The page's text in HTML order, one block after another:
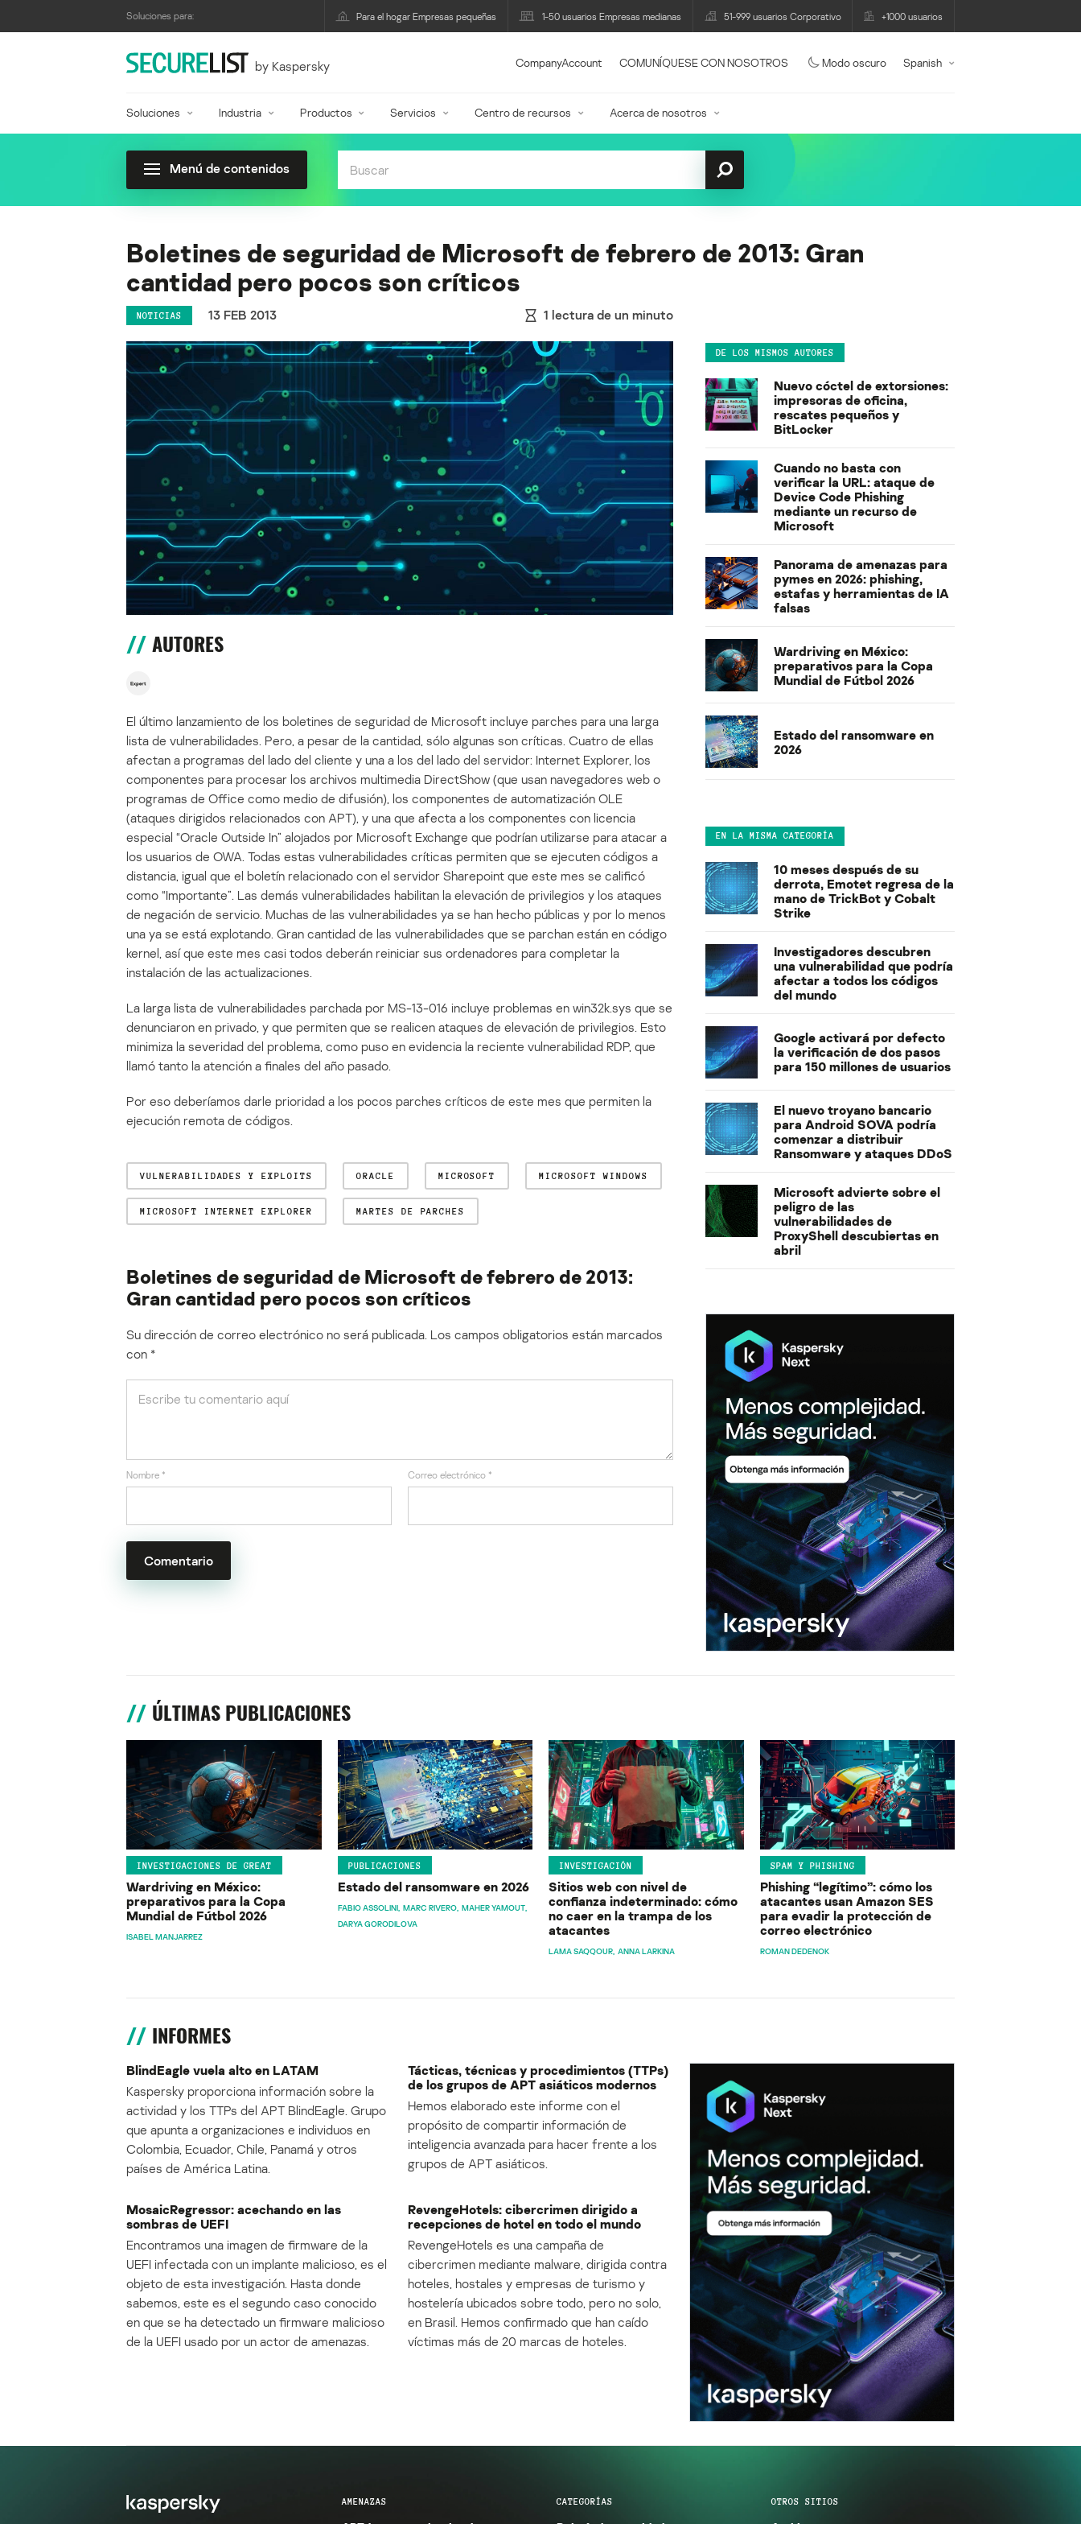
Soluciones para: Para el hogar Empresas pequeñas 1-50 usuarios Empresas medianas 51-999 usuarios Corporativo +1000 usuarios
by Kaspersky CompanyAccount COMUNÍQUESE CON NOSOTROS Modo oscuro Spanish
Soluciones Industria Productos Servicios Centro de recursos Acerca de nosotros
Menú de contenidos
Boletines de seguridad de Microsoft de febrero de 2013: Gran
cantidad pero pocos son críticos
NOTICIAS 13 FEB 2013 1 lectura de un minuto
AUTORES
El último lanzamiento de los boletines de seguridad de Microsoft incluye parches para una larga
lista de vulnerabilidades. Pero, a pesar de la cantidad, sólo algunas son críticas. Cuatro de ellas
afectan a programas del lado del cliente y una a los del lado del servidor: Internet Explorer, los
componentes para procesar los archivos multimedia DirectShow (que usan navegadores web o
programas de Office como medio de difusión), los componentes de automatización OLE
(ataques dirigidos relacionados con APT), y una que afecta a los componentes con licencia
especial “Oracle Outside In” alojados por Microsoft Exchange que podrían utilizarse para atacar a
los usuarios de OWA. Todas estas vulnerabilidades críticas permiten que se ejecuten códigos a
distancia, igual que el boletín relacionado con el servidor Sharepoint que este mes se calificó
como “Importante”. Las demás vulnerabilidades habilitan la elevación de privilegios y los ataques
de negación de servicio. Muchas de las vulnerabilidades ya se han hecho públicas y por lo menos
una ya se está explotando. Gran cantidad de las vulnerabilidades que se parchan están en código
kernel, así que este mes casi todos deberán reiniciar sus ordenadores para completar la
instalación de las actualizaciones.
La larga lista de vulnerabilidades parchada por MS-13-016 incluye problemas en win32k.sys que se
denunciaron en privado, y que permiten que se realicen ataques de elevación de privilegios. Esto
minimiza la severidad del problema, como puso en evidencia la reciente vulnerabilidad RDP, que
llamó tanto la atención a finales del año pasado.
Por eso deberíamos darle prioridad a los pocos parches críticos de este mes que permiten la
ejecución remota de códigos.
VULNERABILIDADES Y EXPLOITS ORACLE MICROSOFT MICROSOFT WINDOWS
MICROSOFT INTERNET EXPLORER MARTES DE PARCHES
Boletines de seguridad de Microsoft de febrero de 2013:
Gran cantidad pero pocos son críticos
Su dirección de correo electrónico no será publicada. Los campos obligatorios están marcados
con *
Nombre * Correo electrónico *
DE LOS MISMOS AUTORES
Nuevo cóctel de extorsiones:
impresoras de oficina,
rescates pequeños y
BitLocker
Cuando no basta con
verificar la URL: ataque de
Device Code Phishing
mediante un recurso de
Microsoft
Panorama de amenazas para
pymes en 2026: phishing,
estafas y herramientas de IA
falsas
Wardriving en México:
preparativos para la Copa
Mundial de Fútbol 2026
Estado del ransomware en
2026
EN LA MISMA CATEGORÍA
10 meses después de su
derrota, Emotet regresa de la
mano de TrickBot y Cobalt
Strike
Investigadores descubren
una vulnerabilidad que podría
afectar a todos los códigos
del mundo
Google activará por defecto
la verificación de dos pasos
para 150 millones de usuarios
El nuevo troyano bancario
para Android SOVA podría
comenzar a distribuir
Ransomware y ataques DDoS
Microsoft advierte sobre el
peligro de las
vulnerabilidades de
ProxyShell descubiertas en
abril
ÚLTIMAS PUBLICACIONES
INVESTIGACIONES DE GREAT
Wardriving en México:
preparativos para la Copa
Mundial de Fútbol 2026
ISABEL MANJARREZ
PUBLICACIONES
Estado del ransomware en 2026
FABIO ASSOLINI MARC RIVERO MAHER YAMOUT
DARYA GORODILOVA
INVESTIGACIÓN
Sitios web con nivel de
confianza indeterminado: cómo
no caer en la trampa de los
atacantes
LAMA SAQQOUR ANNA LARKINA
SPAM Y PHISHING
Phishing “legítimo”: cómo los
atacantes usan Amazon SES
para evadir la protección de
correo electrónico
ROMAN DEDENOK
INFORMES
BlindEagle vuela alto en LATAM
Kaspersky proporciona información sobre la
actividad y los TTPs del APT BlindEagle. Grupo
que apunta a organizaciones e individuos en
Colombia, Ecuador, Chile, Panamá y otros
países de América Latina.
Tácticas, técnicas y procedimientos (TTPs)
de los grupos de APT asiáticos modernos
Hemos elaborado este informe con el
propósito de compartir información de
inteligencia avanzada para hacer frente a los
grupos de APT asiáticos.
MosaicRegressor: acechando en las
sombras de UEFI
Encontramos una imagen de firmware de la
UEFI infectada con un implante malicioso, es el
objeto de esta investigación. Hasta donde
sabemos, este es el segundo caso conocido
en que se ha detectado un firmware malicioso
de la UEFI usado por un actor de amenazas.
RevengeHotels: cibercrimen dirigido a
recepciones de hotel en todo el mundo
RevengeHotels es una campaña de
cibercrimen mediante malware, dirigida contra
hoteles, hostales y empresas de turismo y
hostelería ubicados sobre todo, pero no solo,
en Brasil. Hemos confirmado que han caído
víctimas más de 20 marcas de hoteles.
AMENAZAS CATEGORÍAS OTROS SITIOS